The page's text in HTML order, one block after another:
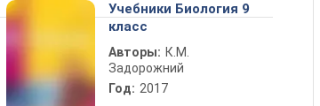
Учебники Биология 9
класс
Авторы: К.М.
Задорожний
Год: 2017